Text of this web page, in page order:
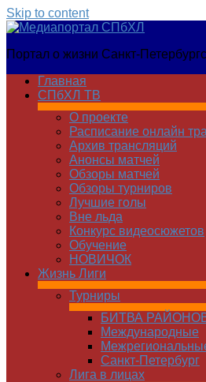
Skip to content
Медиапортал
Портал о жизни Санкт-
Главная
СПбХЛ ТВ
О проекте
Расписание онлайн
Архив трансляций
Анонсы матчей
Обзоры матчей
Обзоры турниров
Лучшие голы
Вне льда
Конкурс видеосюжетов
Обучение
НОВИЧОК
Жизнь Лиги
Турниры
БИТВА
Международные
Санкт-Петербург
Лига в лицах